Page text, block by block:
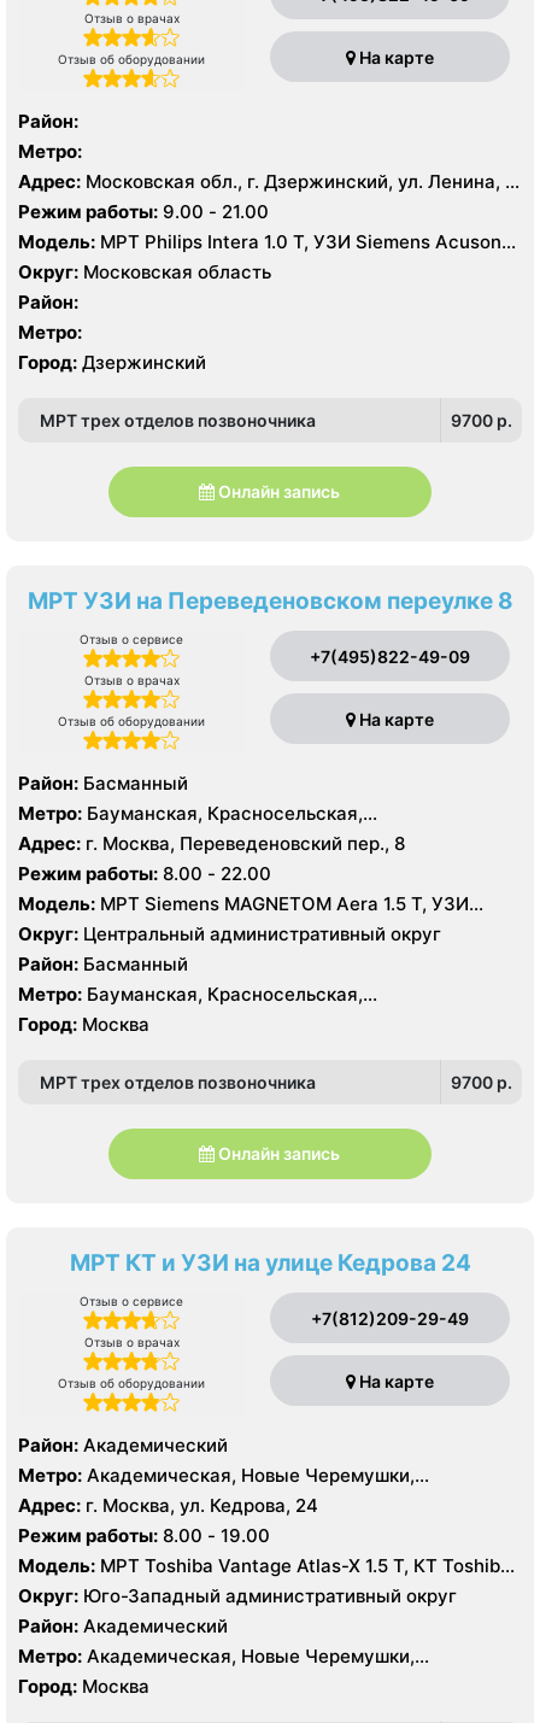
Отзыв о врачах
Отзыв об оборудовании На карте
Район:
Метро:
Адрес: Московская обл., г. Дзержинский, ул. Ленина, д.
30
Режим работы: 9.00 - 21.00
Модель: МРТ Philips Intera 1.0 T, УЗИ Siemens Acuson
X700
Округ: Московская область
Район:
Метро:
Город: Дзержинский
МРТ трех отделов позвоночника 9700 p.
Онлайн запись
МРТ УЗИ на Переведеновском переулке 8
Отзыв о сервисе
Отзыв о врачах
Отзыв об оборудовании
+7(495)822-49-09
На карте
Район: Басманный
Метро: Бауманская, Красносельская,
Электрозаводская
Адрес: г. Москва, Переведеновский пер., 8
Режим работы: 8.00 - 22.00
Модель: МРТ Siemens MAGNETOM Aera 1.5 Т, УЗИ
Mindray DC-8
Округ: Центральный административный округ
Район: Басманный
Метро: Бауманская, Красносельская,
Электрозаводская
Город: Москва
МРТ трех отделов позвоночника 9700 p.
Онлайн запись
МРТ КТ и УЗИ на улице Кедрова 24
Отзыв о сервисе
Отзыв о врачах
Отзыв об оборудовании
+7(812)209-29-49
На карте
Район: Академический
Метро: Академическая, Новые Черемушки,
Профсоюзная
Адрес: г. Москва, ул. Кедрова, 24
Режим работы: 8.00 - 19.00
Модель: МРТ Toshiba Vantage Atlas-X 1.5 Т, КТ Toshiba
Aquilion 32 среза, УЗИ
Округ: Юго-Западный административный округ
Район: Академический
Метро: Академическая, Новые Черемушки,
Профсоюзная
Город: Москва